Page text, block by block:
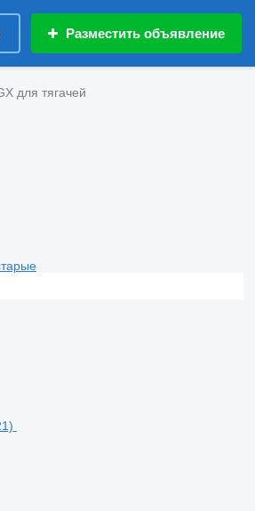
Разместить объявление
для тягачей